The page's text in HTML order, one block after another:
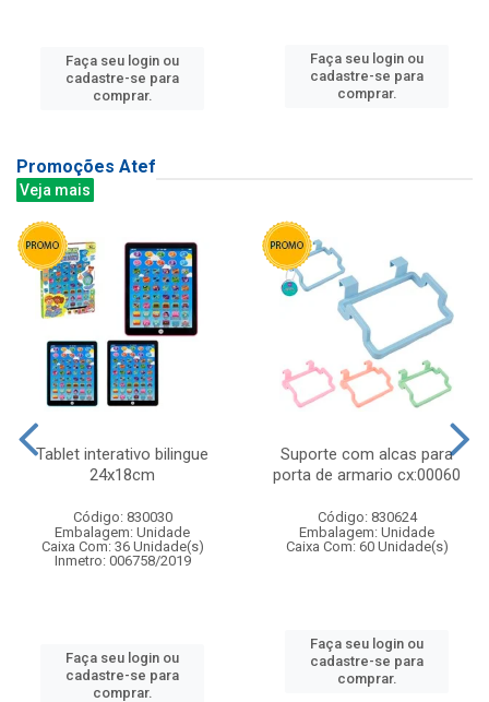
Faça seu login ou
cadastre-se para
comprar.
Faça seu login ou
cadastre-se para
comprar.
Promoções Atef
Veja mais
Tablet interativo bilingue
24x18cm
Código: 830030
Embalagem: Unidade
Caixa Com: 36 Unidade(s)
Inmetro: 006758/2019
Faça seu login ou
cadastre-se para
comprar.
Suporte com alcas para
porta de armario cx:00060
Código: 830624
Embalagem: Unidade
Caixa Com: 60 Unidade(s)
Faça seu login ou
cadastre-se para
comprar.